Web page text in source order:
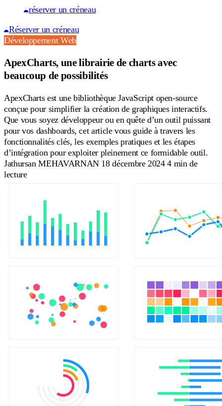
réserver un créneau
Réserver un créneau
Développement Web
ApexCharts, une librairie de charts avec
beaucoup de possibilités
ApexCharts est une bibliothèque JavaScript open-source
conçue pour simplifier la création de graphiques interactifs.
Que vous soyez développeur ou en quête d’un outil puissant
pour vos dashboards, cet article vous guide à travers les
fonctionnalités clés, les exemples pratiques et les étapes
d’intégration pour exploiter pleinement ce formidable outil.
Jathursan MEHAVARNAN 18 décembre 20244 min de
lecture